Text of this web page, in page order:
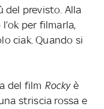
del previsto. Alla
per filmarla,
ciak. Quando si
del film Rocky è
striscia rossa e